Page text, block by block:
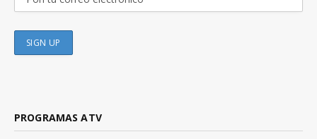
PROGRAMAS ATV